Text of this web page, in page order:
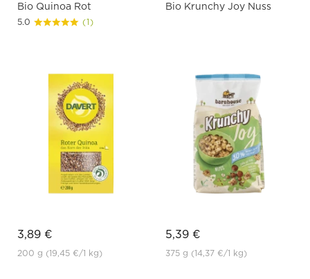
Bio Quinoa Rot
5.0 (1)
3,89 €
200 g (19,45 €/1 kg)
Bio Krunchy Joy Nuss
5,39 €
375 g (14,37 €/1 kg)